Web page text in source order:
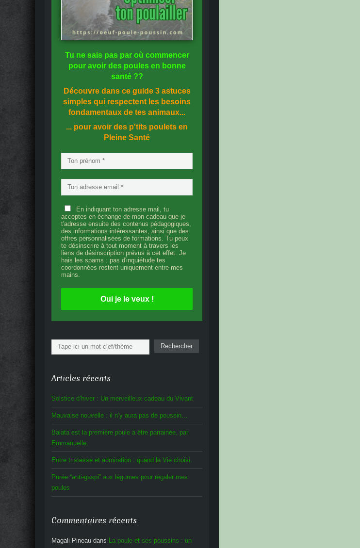
Tu ne sais pas par où commencer
pour avoir des poules en bonne
santé??
Découvre dans ce guide 3 astuces
simples qui respectent les besoins
fondamentaux de tes animaux...
... pour avoir des p'tits poulets en
Pleine Santé
En indiquant ton adresse mail, tu
acceptes en échange de mon cadeau que je
t'adresse ensuite des contenus pédagogiques,
des informations intéressantes, ainsi que des
offres personnalisées de formations. Tu peux
te désinscrire à tout moment à travers les
liens de désinscription prévus à cet effet. Je
hais les spams : pas d'inquiétude tes
coordonnées restent uniquement entre mes
mains.
Oui je le veux !
Rechercher Rechercher
Articles récents
Solstice d’hiver : Un merveilleux cadeau du Vivant
Mauvaise nouvelle : il n’y aura pas de poussin…
Balata est la première poule à être parrainée, par
Emmanuelle.
Entre tristesse et admiration : quand la Vie choisi.
Purée “anti-gaspi” aux légumes pour régaler mes
poules
Commentaires récents
Magali Pineau dans La poule et ses poussins : un